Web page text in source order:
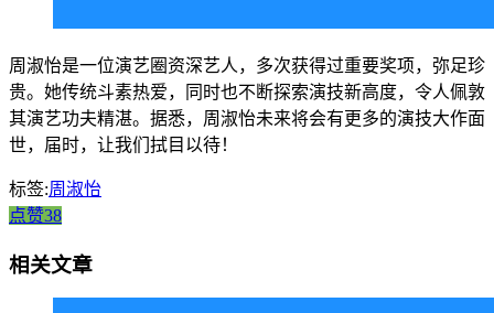
周淑怡是一位演艺圈资深艺人，多次获得过重要奖项，弥足珍
贵。她传统斗素热爱，同时也不断探索演技新高度，令人佩敦
其演艺功夫精湛。据悉，周淑怡未来将会有更多的演技大作面
世，届时，让我们拭目以待！
标签:周淑怡
点赞38
相关文章